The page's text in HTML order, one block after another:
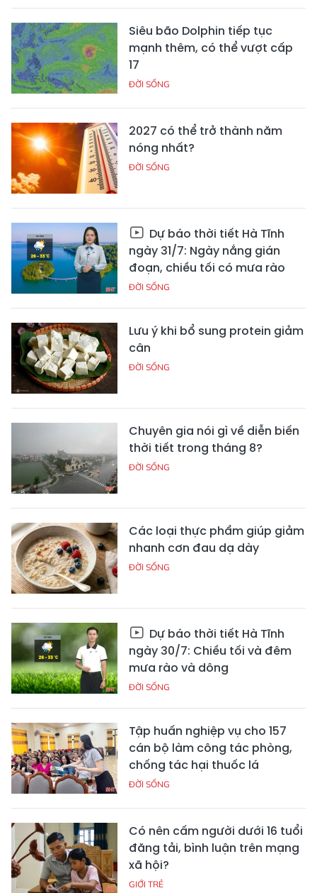
Siêu bão Dolphin tiếp tục
mạnh thêm, có thể vượt cấp
17
ĐỜI SỐNG
2027 có thể trở thành năm
nóng nhất?
ĐỜI SỐNG
Dự báo thời tiết Hà Tĩnh
ngày 31/7: Ngày nắng gián
đoạn, chiều tối có mưa rào
ĐỜI SỐNG
Lưu ý khi bổ sung protein giảm
cân
ĐỜI SỐNG
Chuyên gia nói gì về diễn biến
thời tiết trong tháng 8?
ĐỜI SỐNG
Các loại thực phẩm giúp giảm
nhanh cơn đau dạ dày
ĐỜI SỐNG
Dự báo thời tiết Hà Tĩnh
ngày 30/7: Chiều tối và đêm
mưa rào và dông
ĐỜI SỐNG
Tập huấn nghiệp vụ cho 157
cán bộ làm công tác phòng,
chống tác hại thuốc lá
ĐỜI SỐNG
Có nên cấm người dưới 16 tuổi
đăng tải, bình luận trên mạng
xã hội?
GIỚI TRẺ